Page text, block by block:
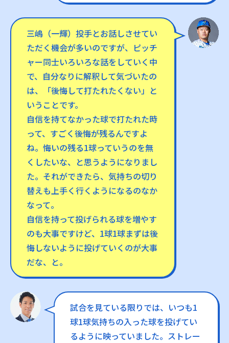
三嶋（一輝）投手とお話しさせてい
ただく機会が多いのですが、ピッチ
ャー同士いろいろな話をしていく中
で、自分なりに解釈して気づいたの
は、「後悔して打たれたくない」と
いうことです。
自信を持てなかった球で打たれた時
って、すごく後悔が残るんですよ
ね。悔いの残る1球っていうのを無
くしたいな、と思うようになりまし
た。それができたら、気持ちの切り
替えも上手く行くようになるのなか
なって。
自信を持って投げられる球を増やす
のも大事ですけど、1球1球まずは後
悔しないように投げていくのが大事
だな、と。
試合を見ている限りでは、いつも1
球1球気持ちの入った球を投げてい
るように映っていました。ストレー